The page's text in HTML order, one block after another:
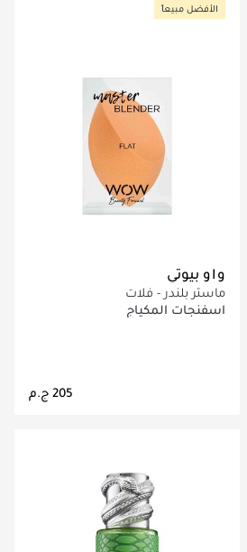
الأفضل مبيعاً
واو بيوتي
ماستر بلندر - فلات
اسفنجات المكياج